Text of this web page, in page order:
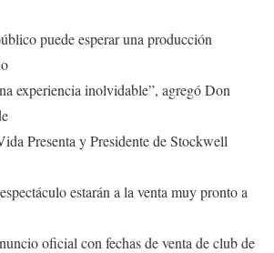
puede esperar una producción
experiencia inolvidable”, agregó Don
Presenta y Presidente de Stockwell
estarán a la venta muy pronto a
oficial con fechas de venta de club de